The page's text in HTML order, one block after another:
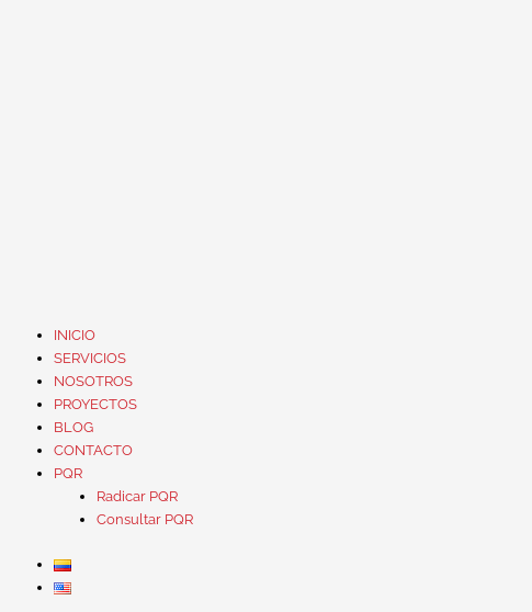
INICIO
SERVICIOS
NOSOTROS
PROYECTOS
BLOG
CONTACTO
PQR
Radicar PQR
Consultar PQR